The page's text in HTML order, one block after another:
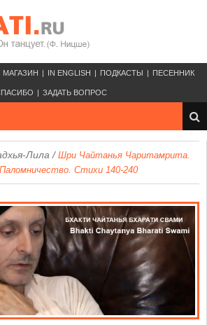
МАГАЗИН IN ENGLISH ПОДКАСТЫ ПЕСЕННИК
ЗАДАТЬ ВОПРОС
Лила / Шри Чайтанья Чаритамрита.
Стихи 140-240